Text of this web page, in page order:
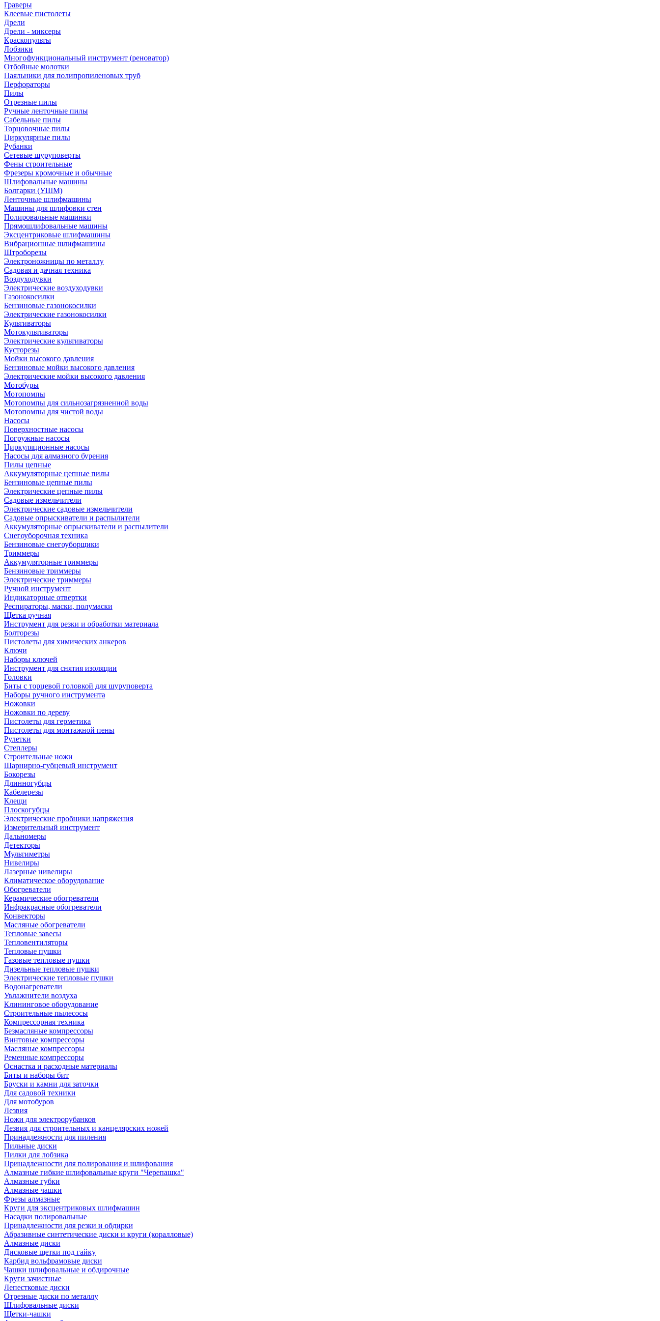
Граверы
Клеевые пистолеты
Дрели
Дрели - миксеры
Краскопульты
Лобзики
Многофункциональный инструмент (реноватор)
Отбойные молотки
Паяльники для полипропиленовых труб
Перфораторы
Пилы
Отрезные пилы
Ручные ленточные пилы
Сабельные пилы
Торцовочные пилы
Циркулярные пилы
Рубанки
Сетевые шуруповерты
Фены строительные
Фрезеры кромочные и обычные
Шлифовальные машины
Болгарки (УШМ)
Ленточные шлифмашины
Машины для шлифовки стен
Полировальные машинки
Прямошлифовальные машины
Эксцентриковые шлифмашины
Вибрационные шлифмашины
Штроборезы
Электроножницы по металлу
Садовая и дачная техника
Воздуходувки
Электрические воздуходувки
Газонокосилки
Бензиновые газонокосилки
Электрические газонокосилки
Культиваторы
Мотокультиваторы
Электрические культиваторы
Кусторезы
Мойки высокого давления
Бензиновые мойки высокого давления
Электрические мойки высокого давления
Мотобуры
Мотопомпы
Мотопомпы для сильнозагрязненной воды
Мотопомпы для чистой воды
Насосы
Поверхностные насосы
Погружные насосы
Циркуляционные насосы
Насосы для алмазного бурения
Пилы цепные
Аккумуляторные цепные пилы
Бензиновые цепные пилы
Электрические цепные пилы
Садовые измельчители
Электрические садовые измельчители
Садовые опрыскиватели и распылители
Аккумуляторные опрыскиватели и распылители
Снегоуборочная техника
Бензиновые снегоуборщики
Триммеры
Аккумуляторные триммеры
Бензиновые триммеры
Электрические триммеры
Ручной инструмент
Индикаторные отвертки
Респираторы, маски, полумаски
Щетка ручная
Инструмент для резки и обработки материала
Болторезы
Пистолеты для химических анкеров
Ключи
Наборы ключей
Инструмент для снятия изоляции
Головки
Биты с торцевой головкой для шуруповерта
Наборы ручного инструмента
Ножовки
Ножовки по дереву
Пистолеты для герметика
Пистолеты для монтажной пены
Рулетки
Степлеры
Строительные ножи
Шарнирно-губцевый инструмент
Бокорезы
Длинногубцы
Кабелерезы
Клещи
Плоскогубцы
Электрические пробники напряжения
Измерительный инструмент
Дальномеры
Детекторы
Мультиметры
Нивелиры
Лазерные нивелиры
Климатическое оборудование
Обогреватели
Керамические обогреватели
Инфракрасные обогреватели
Конвекторы
Масляные обогреватели
Тепловые завесы
Тепловентиляторы
Тепловые пушки
Газовые тепловые пушки
Дизельные тепловые пушки
Электрические тепловые пушки
Водонагреватели
Увлажнители воздуха
Клининговое оборудование
Строительные пылесосы
Компрессорная техника
Безмасляные компрессоры
Винтовые компрессоры
Масляные компрессоры
Ременные компрессоры
Оснастка и расходные материалы
Биты и наборы бит
Бруски и камни для заточки
Для садовой техники
Для мотобуров
Лезвия
Ножи для электрорубанков
Лезвия для строительных и канцелярских ножей
Принадлежности для пиления
Пильные диски
Пилки для лобзика
Принадлежности для полирования и шлифования
Алмазные гибкие шлифовальные круги "Черепашка"
Алмазные губки
Алмазные чашки
Фрезы алмазные
Круги для эксцентриковых шлифмашин
Насадки полировальные
Принадлежности для резки и обдирки
Абразивные синтетические диски и круги (коралловые)
Алмазные диски
Дисковые щетки под гайку
Карбид вольфрамовые диски
Чашки шлифовальные и обдирочные
Круги зачистные
Лепестковые диски
Отрезные диски по металлу
Шлифовальные диски
Щетки-чашки